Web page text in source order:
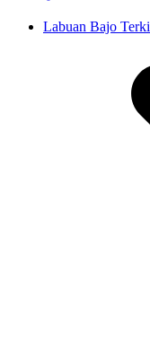
Labuan Bajo